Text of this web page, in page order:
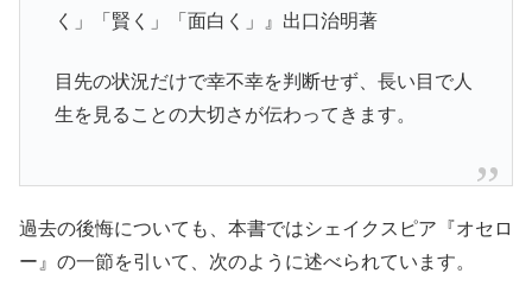
く」「賢く」「面白く」』出口治明著
目先の状況だけで幸不幸を判断せず、長い目で人
生を見ることの大切さが伝わってきます。
過去の後悔についても、本書ではシェイクスピア『オセロ
ー』の一節を引いて、次のように述べられています。